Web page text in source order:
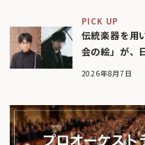
PICK UP
伝統楽器を用
会の絵」が、
2026年8月7日